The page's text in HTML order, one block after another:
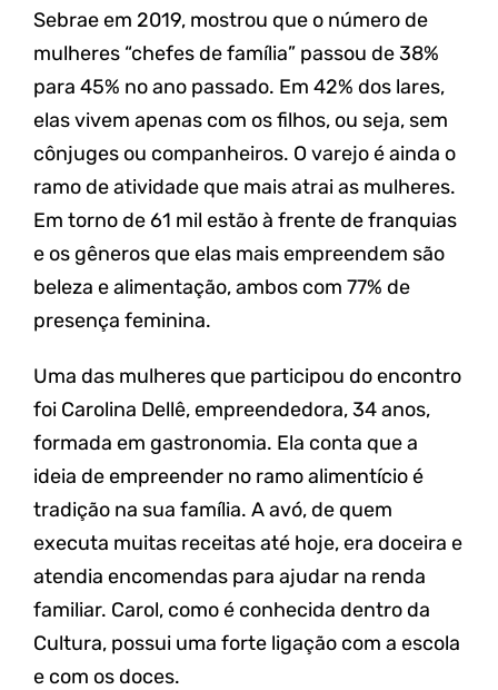
Sebrae em 2019, mostrou que o número de
mulheres “chefes de família” passou de 38%
para 45% no ano passado. Em 42% dos lares,
elas vivem apenas com os filhos, ou seja, sem
cônjuges ou companheiros. O varejo é ainda o
ramo de atividade que mais atrai as mulheres.
Em torno de 61 mil estão à frente de franquias
e os gêneros que elas mais empreendem são
beleza e alimentação, ambos com 77% de
presença feminina.
Uma das mulheres que participou do encontro
foi Carolina Dellê, empreendedora, 34 anos,
formada em gastronomia. Ela conta que a
ideia de empreender no ramo alimentício é
tradição na sua família. A avó, de quem
executa muitas receitas até hoje, era doceira e
atendia encomendas para ajudar na renda
familiar. Carol, como é conhecida dentro da
Cultura, possui uma forte ligação com a escola
e com os doces.